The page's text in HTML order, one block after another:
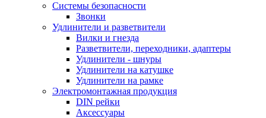
Системы безопасности
Звонки
Удлинители и разветвители
Вилки и гнезда
Разветвители, переходники, адаптеры
Удлинители - шнуры
Удлинители на катушке
Удлинители на рамке
Электромонтажная продукция
DIN рейки
Аксессуары